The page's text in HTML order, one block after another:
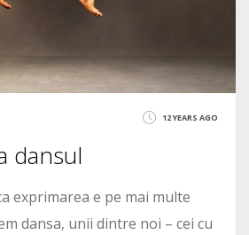
12 YEARS AGO
dansul
exprimarea e pe mai multe
dansa, unii dintre noi – cei cu